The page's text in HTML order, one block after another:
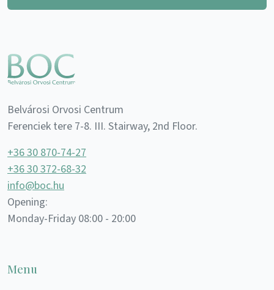
Belvárosi Orvosi Centrum
Ferenciek tere 7-8. III. Stairway, 2nd Floor.
+36 30 870-74-27
+36 30 372-68-32
info@boc.hu
Opening:
Monday-Friday 08:00 - 20:00
Menu